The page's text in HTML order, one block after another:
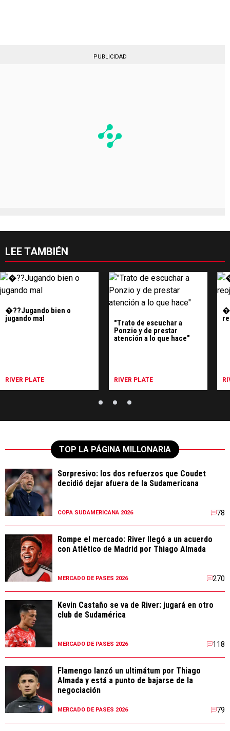
PUBLICIDAD
LEE TAMBIÉN
�??Jugando bien o
jugando mal
RIVER PLATE
"Trato de escuchar a
Ponzio y de prestar
atención a lo que hace"
RIVER PLATE
TOP LA PÁGINA MILLONARIA
Sorpresivo: los dos refuerzos que Coudet
decidió dejar afuera de la Sudamericana
COPA SUDAMERICANA 2026 78
Rompe el mercado: River llegó a un acuerdo
con Atlético de Madrid por Thiago Almada
MERCADO DE PASES 2026 270
Kevin Castaño se va de River: jugará en otro
club de Sudamérica
MERCADO DE PASES 2026 118
Flamengo lanzó un ultimátum por Thiago
Almada y está a punto de bajarse de la
negociación
MERCADO DE PASES 2026 79